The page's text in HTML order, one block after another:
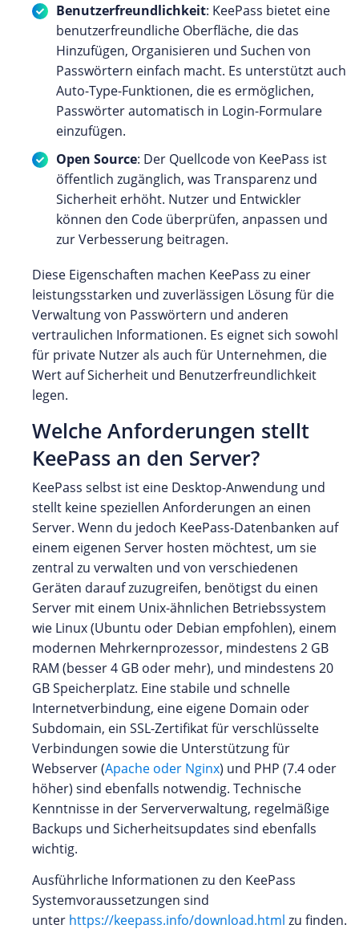
Benutzerfreundlichkeit: KeePass bietet eine
benutzerfreundliche Oberfläche, die das
Hinzufügen, Organisieren und Suchen von
Passwörtern einfach macht. Es unterstützt auch
Auto-Type-Funktionen, die es ermöglichen,
Passwörter automatisch in Login-Formulare
einzufügen.
Open Source: Der Quellcode von KeePass ist
öffentlich zugänglich, was Transparenz und
Sicherheit erhöht. Nutzer und Entwickler
können den Code überprüfen, anpassen und
zur Verbesserung beitragen.
Diese Eigenschaften machen KeePass zu einer
leistungsstarken und zuverlässigen Lösung für die
Verwaltung von Passwörtern und anderen
vertraulichen Informationen. Es eignet sich sowohl
für private Nutzer als auch für Unternehmen, die
Wert auf Sicherheit und Benutzerfreundlichkeit
legen.
Welche Anforderungen stellt
KeePass an den Server?
KeePass selbst ist eine Desktop-Anwendung und
stellt keine speziellen Anforderungen an einen
Server. Wenn du jedoch KeePass-Datenbanken auf
einem eigenen Server hosten möchtest, um sie
zentral zu verwalten und von verschiedenen
Geräten darauf zuzugreifen, benötigst du einen
Server mit einem Unix-ähnlichen Betriebssystem
wie Linux (Ubuntu oder Debian empfohlen), einem
modernen Mehrkernprozessor, mindestens 2 GB
RAM (besser 4 GB oder mehr), und mindestens 20
GB Speicherplatz. Eine stabile und schnelle
Internetverbindung, eine eigene Domain oder
Subdomain, ein SSL-Zertifikat für verschlüsselte
Verbindungen sowie die Unterstützung für
Webserver (Apache oder Nginx) und PHP (7.4 oder
höher) sind ebenfalls notwendig. Technische
Kenntnisse in der Serververwaltung, regelmäßige
Backups und Sicherheitsupdates sind ebenfalls
wichtig.
Ausführliche Informationen zu den KeePass
Systemvoraussetzungen sind
unter https://keepass.info/download.html zu finden.